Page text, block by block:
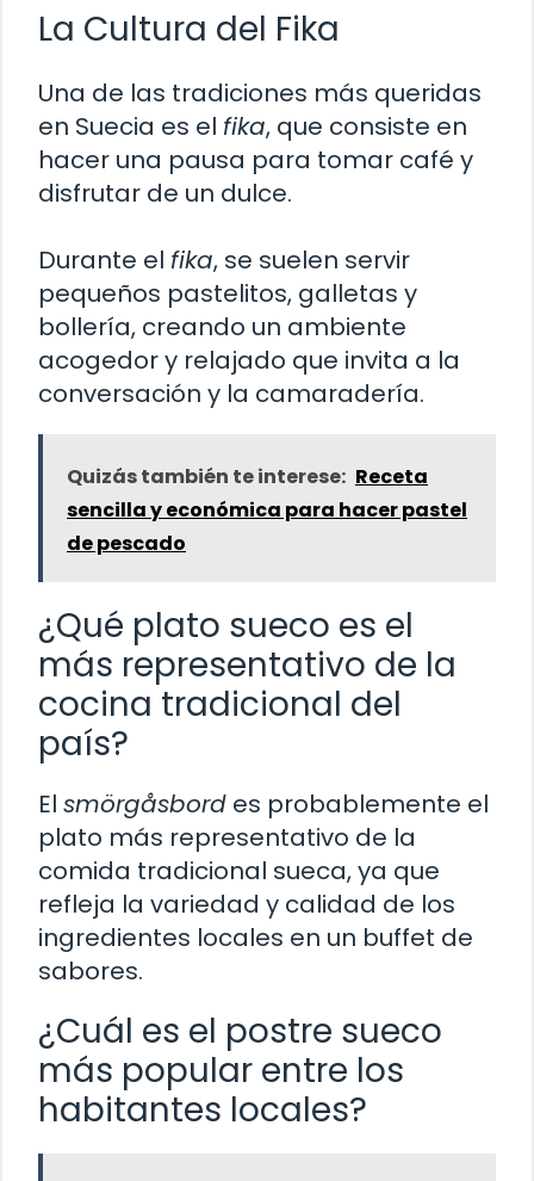
La Cultura del Fika
Una de las tradiciones más queridas
en Suecia es el fika, que consiste en
hacer una pausa para tomar café y
disfrutar de un dulce.
Durante el fika, se suelen servir
pequeños pastelitos, galletas y
bollería, creando un ambiente
acogedor y relajado que invita a la
conversación y la camaradería.
Quizás también te interese: Receta
sencilla y económica para hacer pastel
de pescado
¿Qué plato sueco es el
más representativo de la
cocina tradicional del
país?
El smörgåsbord es probablemente el
plato más representativo de la
comida tradicional sueca, ya que
refleja la variedad y calidad de los
ingredientes locales en un buffet de
sabores.
¿Cuál es el postre sueco
más popular entre los
habitantes locales?